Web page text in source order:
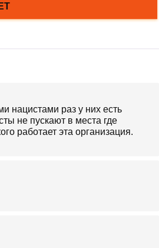
нацистами раз у них есть
не пускают в места где
работает эта организация.